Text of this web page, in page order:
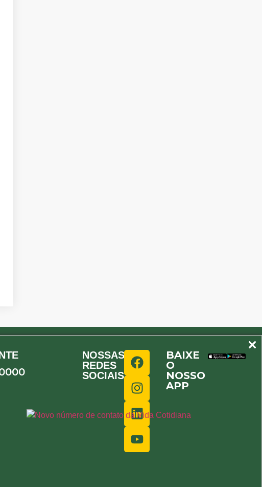
NOSSAS
REDES
SOCIAIS
BAIXE
O
NOSSO
APP